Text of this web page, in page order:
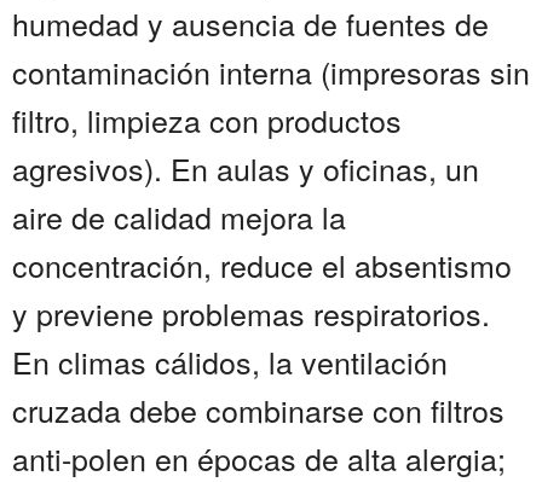
humedad y ausencia de fuentes de
contaminación interna (impresoras sin
filtro, limpieza con productos
agresivos). En aulas y oficinas, un
aire de calidad mejora la
concentración, reduce el absentismo
y previene problemas respiratorios.
En climas cálidos, la ventilación
cruzada debe combinarse con filtros
anti-polen en épocas de alta alergia;